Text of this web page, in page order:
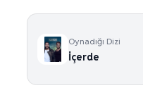
Oynadığı Dizi
İçerde